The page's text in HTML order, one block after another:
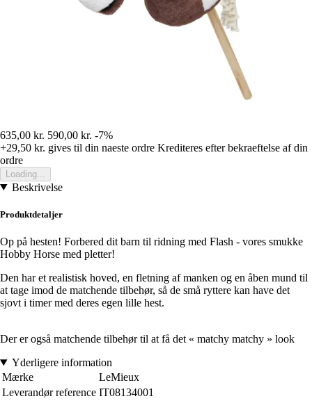
635,00 kr. 590,00 kr. -7%
+29,50 kr. gives til din naeste ordre Krediteres efter bekraeftelse af din
ordre
Loading...
Beskrivelse
Produktdetaljer
Op på hesten! Forbered dit barn til ridning med Flash - vores smukke
Hobby Horse med pletter!
Den har et realistisk hoved, en fletning af manken og en åben mund til
at tage imod de matchende tilbehør, så de små ryttere kan have det
sjovt i timer med deres egen lille hest.
Der er også matchende tilbehør til at få det « matchy matchy » look
Yderligere information
Mærke
LeMieux
Leverandør reference IT08134001